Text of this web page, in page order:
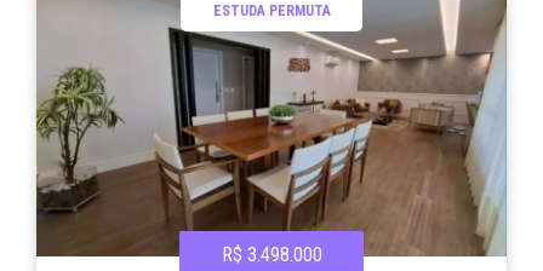
ESTUDA PERMUTA
R$ 3.498.000